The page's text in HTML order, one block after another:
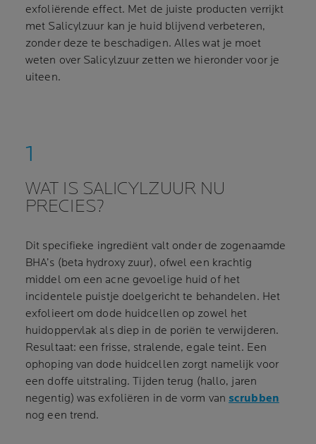
exfoliërende effect. Met de juiste producten verrijkt
met Salicylzuur kan je huid blijvend verbeteren,
zonder deze te beschadigen. Alles wat je moet
weten over Salicylzuur zetten we hieronder voor je
uiteen.
WAT IS SALICYLZUUR NU
PRECIES?
Dit specifieke ingrediënt valt onder de zogenaamde
BHA’s (beta hydroxy zuur), ofwel een krachtig
middel om een acne gevoelige huid of het
incidentele puistje doelgericht te behandelen. Het
exfolieert om dode huidcellen op zowel het
huidoppervlak als diep in de poriën te verwijderen.
Resultaat: een frisse, stralende, egale teint. Een
ophoping van dode huidcellen zorgt namelijk voor
een doffe uitstraling. Tijden terug (hallo, jaren
negentig) was exfoliëren in de vorm van scrubben
nog een trend.